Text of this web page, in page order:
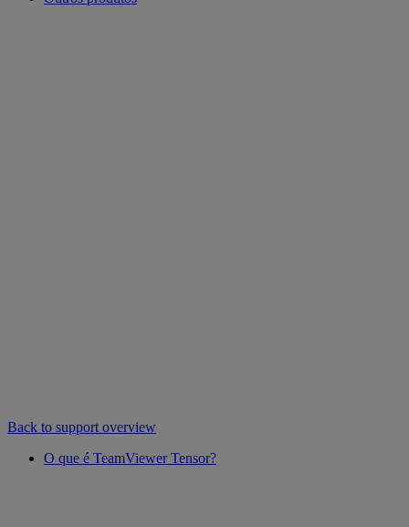
Back to support overview
O que é TeamViewer Tensor?